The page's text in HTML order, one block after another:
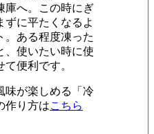
庫へ。この時にぎ
ずに平たくなるよ
。ある程度凍った
、使いたい時に使
便利です。
味が楽しめる「冷
作り方はこちら